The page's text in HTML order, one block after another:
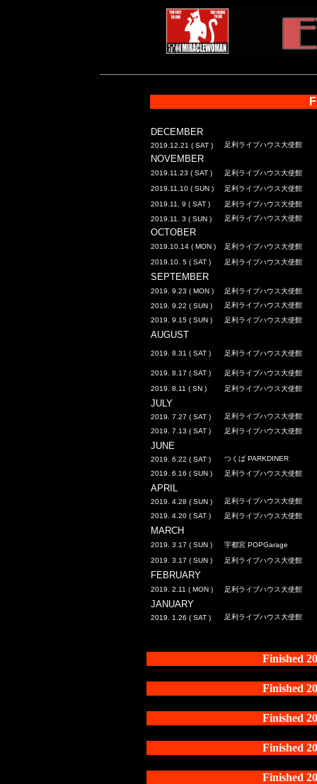
DECEMBER
2019.12.21 ( SAT ) 足利ライブハウス大使館
NOVEMBER
2019.11.23 ( SAT )
足利ライブハウス大使館
2019.11.10 ( SUN )
足利ライブハウス大使館
2019.11. 9 ( SAT )
足利ライブハウス大使館
2019.11. 3 ( SUN )
足利ライブハウス大使館
OCTOBER
2019.10.14 ( MON )
足利ライブハウス大使館
2019.10. 5 ( SAT )
足利ライブハウス大使館
SEPTEMBER
2019. 9.23 ( MON )
足利ライブハウス大使館
2019. 9.22 ( SUN )
足利ライブハウス大使館
2019. 9.15 ( SUN )
足利ライブハウス大使館
AUGUST
2019. 8.31 ( SAT ) 足利ライブハウス大使館
2019. 8.17 ( SAT )
足利ライブハウス大使館
2019. 8.11 ( SN )
足利ライブハウス大使館
JULY
2019. 7.27 ( SAT )
足利ライブハウス大使館
2019. 7.13 ( SAT )
足利ライブハウス大使館
JUNE
2019. 6.22 ( SAT )
つくば PARKDINER
2019. 6.16 ( SUN )
足利ライブハウス大使館
APRIL
2019. 4.28 ( SUN )
足利ライブハウス大使館
2019. 4.20 ( SAT )
足利ライブハウス大使館
MARCH
2019. 3.17 ( SUN )
宇都宮 POPGarage
2019. 3.17 ( SUN )
足利ライブハウス大使館
FEBRUARY
2019. 2.11 ( MON ) 足利ライブハウス大使館
JANUARY
2019. 1.26 ( SAT ) 足利ライブハウス大使館